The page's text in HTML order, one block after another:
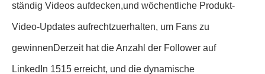
ständig Videos aufdecken,und wöchentliche Produkt-
Video-Updates aufrechtzuerhalten, um Fans zu
gewinnenDerzeit hat die Anzahl der Follower auf
LinkedIn 1515 erreicht, und die dynamische